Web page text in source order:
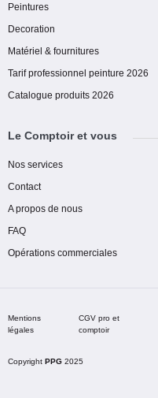
Peintures
Decoration
Matériel & fournitures
Tarif professionnel peinture 2026
Catalogue produits 2026
Le Comptoir et vous
Nos services
Contact
A propos de nous
FAQ
Opérations commerciales
Mentions
légales
CGV pro et
comptoir
Copyright PPG 2025